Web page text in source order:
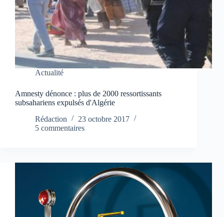
Actualité
Amnesty dénonce : plus de 2000 ressortissants
subsahariens expulsés d'Algérie
Rédaction
23 octobre 2017
5 commentaires